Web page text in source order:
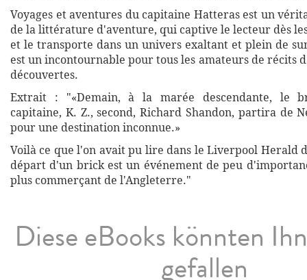
Voyages et aventures du capitaine Hatteras est un
de la littérature d'aventure, qui captive le lecteur dès
et le transporte dans un univers exaltant et plein de
est un incontournable pour tous les amateurs de récits
découvertes.
Extrait : "«Demain, à la marée descendante, le
capitaine, K. Z., second, Richard Shandon, partira de
pour une destination inconnue.»
Voilà ce que l'on avait pu lire dans le Liverpool Herald
départ d'un brick est un événement de peu
plus commerçant de l'Angleterre."
Diese eBooks könnten
gefallen